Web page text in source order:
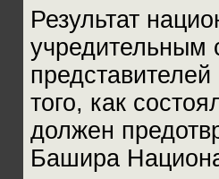
Результат
учредительным
того, как
должен
Башира